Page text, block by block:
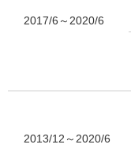
2017/6～2020/6
2013/12～2020/6